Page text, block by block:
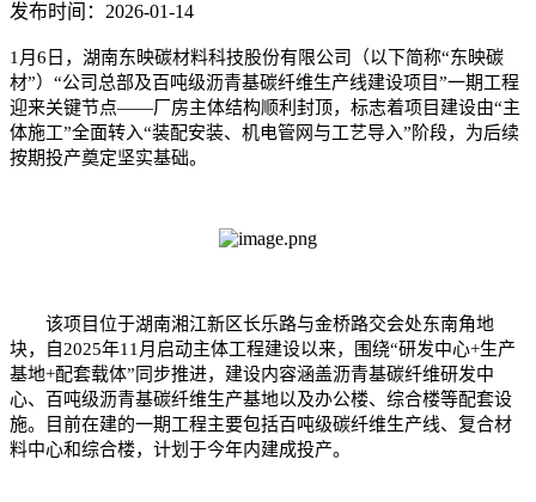
发布时间：2026-01-14
1月6日，湖南东映碳材料科技股份有限公司（以下简称“东映碳
材”）“公司总部及百吨级沥青基碳纤维生产线建设项目”一期工程
迎来关键节点——厂房主体结构顺利封顶，标志着项目建设由“主
体施工”全面转入“装配安装、机电管网与工艺导入”阶段，为后续
按期投产奠定坚实基础。
该项目位于湖南湘江新区长乐路与金桥路交会处东南角地
块，自2025年11月启动主体工程建设以来，围绕“研发中心+生产
基地+配套载体”同步推进，建设内容涵盖沥青基碳纤维研发中
心、百吨级沥青基碳纤维生产基地以及办公楼、综合楼等配套设
施。目前在建的一期工程主要包括百吨级碳纤维生产线、复合材
料中心和综合楼，计划于今年内建成投产。